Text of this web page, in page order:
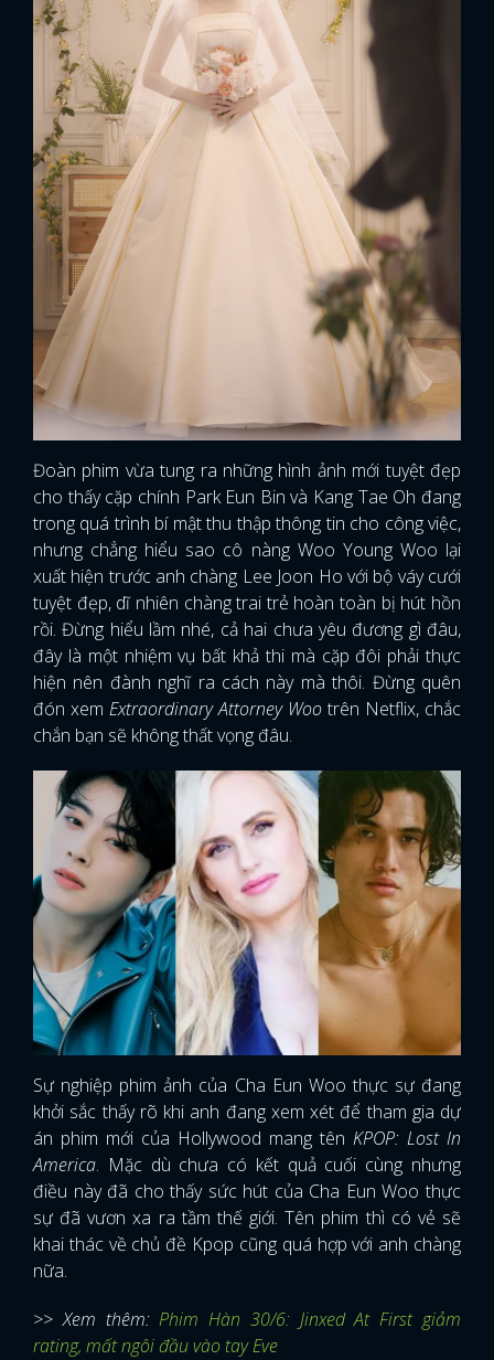
Đoàn phim vừa tung ra những hình ảnh mới tuyệt đẹp
cho thấy cặp chính Park Eun Bin và Kang Tae Oh đang
trong quá trình bí mật thu thập thông tin cho công việc,
nhưng chẳng hiểu sao cô nàng Woo Young Woo lại
xuất hiện trước anh chàng Lee Joon Ho với bộ váy cưới
tuyệt đẹp, dĩ nhiên chàng trai trẻ hoàn toàn bị hút hồn
rồi. Đừng hiểu lầm nhé, cả hai chưa yêu đương gì đâu,
đây là một nhiệm vụ bất khả thi mà cặp đôi phải thực
hiện nên đành nghĩ ra cách này mà thôi. Đừng quên
đón xem Extraordinary Attorney Woo trên Netflix, chắc
chắn bạn sẽ không thất vọng đâu.
Sự nghiệp phim ảnh của Cha Eun Woo thực sự đang
khởi sắc thấy rõ khi anh đang xem xét để tham gia dự
án phim mới của Hollywood mang tên KPOP: Lost In
America. Mặc dù chưa có kết quả cuối cùng nhưng
điều này đã cho thấy sức hút của Cha Eun Woo thực
sự đã vươn xa ra tầm thế giới. Tên phim thì có vẻ sẽ
khai thác về chủ đề Kpop cũng quá hợp với anh chàng
nữa.
>> Xem thêm:Phim Hàn 30/6: Jinxed At First giảm
rating, mất ngôi đầu vào tay Eve